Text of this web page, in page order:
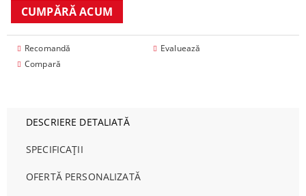
Recomandă
Evaluează
Compară
DESCRIERE DETALIATĂ
SPECIFICAȚII
OFERTĂ PERSONALIZATĂ